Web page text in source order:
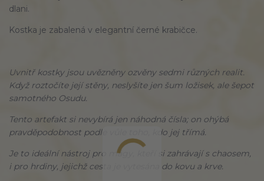
dlani.
Kostka je zabalená v elegantní černé krabičce.
Uvnitř kostky jsou uvězněny ozvěny sedmi různých realit.
Když roztočíte její stěny, neslyšíte jen šum ložisek, ale šepot
samotného Osudu.
Tento artefakt si nevybírá jen náhodná čísla; on ohýbá
pravděpodobnost podle vůle toho, kdo jej třímá.
Je to ideální nástroj pro mágy, kteří si zahrávají s chaosem,
i pro hrdiny, jejichž cesta je vytesána do kovu a krve.